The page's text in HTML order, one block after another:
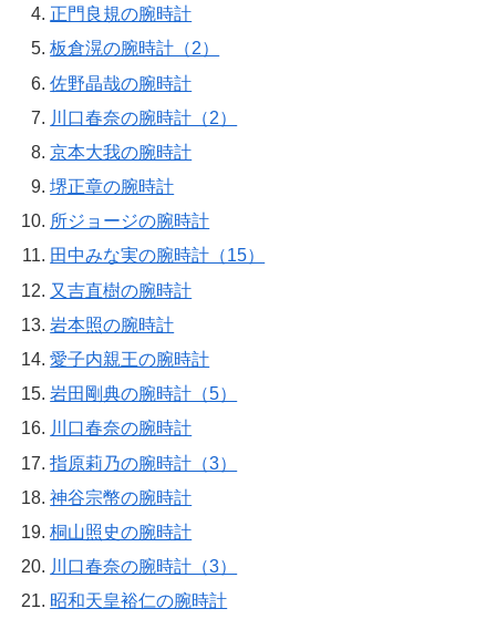
正門良規の腕時計
板倉滉の腕時計（2）
佐野晶哉の腕時計
川口春奈の腕時計（2）
京本大我の腕時計
堺正章の腕時計
所ジョージの腕時計
田中みな実の腕時計（15）
又吉直樹の腕時計
岩本照の腕時計
愛子内親王の腕時計
岩田剛典の腕時計（5）
川口春奈の腕時計
指原莉乃の腕時計（3）
神谷宗幣の腕時計
桐山照史の腕時計
川口春奈の腕時計（3）
昭和天皇裕仁の腕時計